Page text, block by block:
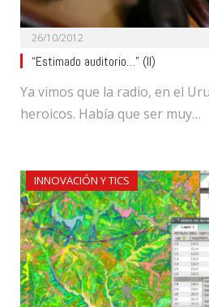
26/10/2012
“Estimado auditorio…” (II)
Ya vimos que la radio, en el
heroicos. Había que ser muy…
INNOVACIÓN Y TICS